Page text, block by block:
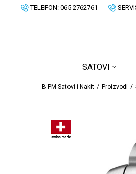
TELEFON: 065 2762761
SATOVI
B:PM Satovi i Nakit Proizvodi